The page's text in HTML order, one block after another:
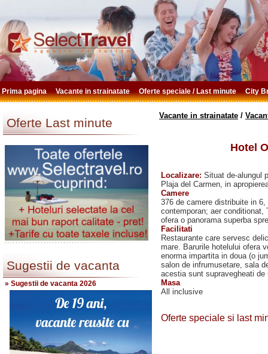
Prima pagina Vacante in strainatate Oferte speciale / Last minute City
Oferte Last minute
Sugestii de vacanta
» Sugestii de vacanta 2026
Vacante in strainatate /
Hotel
Localizare: Situat de-alungul
Plaja del Carmen, in
Camere
376 de camere distribuite in
contemporan; aer
ofera o panorama superba
Facilitati
Restaurante care servesc
mare. Barurile hotelului ofera
enorma impartita in doua (o
salon de infrumusetare, sala
acestia sunt supravegheati
Masa
All inclusive
Oferte speciale si last